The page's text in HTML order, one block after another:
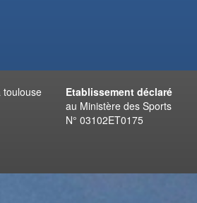
Etablissement déclaré
au Ministère des Sports
N° 03102ET0175